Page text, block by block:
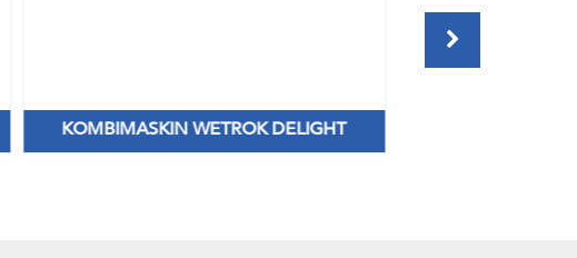
KOMBIMASKIN WETROK DELIGHT
Fåtal kvar till lagerpriser!